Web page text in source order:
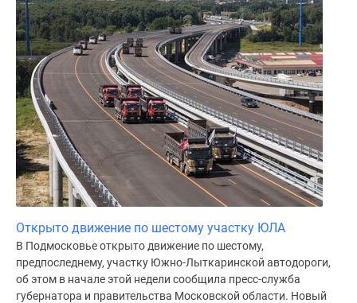
Открыто движение по шестому участку ЮЛА
В Подмосковье открыто движение по шестому,
предпоследнему, участку Южно-Лыткаринской автодороги,
об этом в начале этой недели сообщила пресс-служба
губернатора и правительства Московской области. Новый